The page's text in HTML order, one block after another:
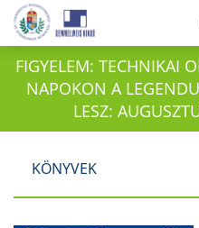
FIGYELEM: TECHNIKAI
NAPOKON A
LESZ:
KÖNYVEK